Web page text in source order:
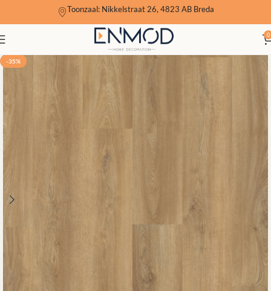
Toonzaal: Nikkelstraat 26, 4823 AB Breda
0
-35%